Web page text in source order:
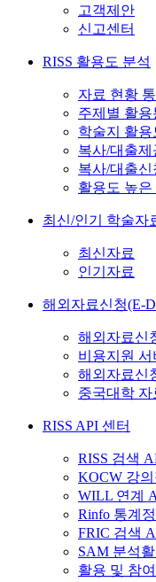
고객제안
신고센터
RISS 활용도 분석
자료 현황 통
주제별 활용
학술지 활용
복사/대출제
복사/대출신
활용도 높은
최신/인기 학술자
최신자료
인기자료
해외자료신청(E-
해외자료신
비용지원 서
해외자료신
중국대학 자
RISS API 센터
RISS 검색
KOCW 강
WILL 연계
Rinfo 통계
FRIC 검색
SAM 분석
활용 및 참